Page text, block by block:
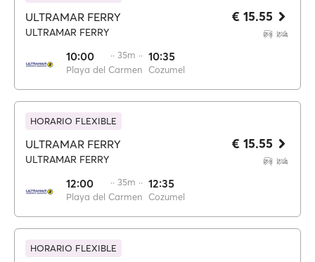
ULTRAMAR FERRY
ULTRAMAR FERRY
10:00
Playa del Carmen
·· 35m ·· 10:35
Cozumel
€ 15.55
HORARIO FLEXIBLE
ULTRAMAR FERRY
ULTRAMAR FERRY
12:00
Playa del Carmen
·· 35m ·· 12:35
Cozumel
€ 15.55
HORARIO FLEXIBLE